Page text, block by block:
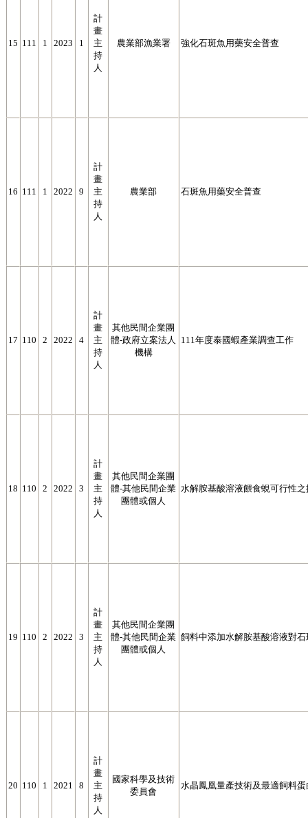
15 111 1 2023 1
計
畫
主
持
人
農業部漁業署 強化石斑魚用藥安全普查
16 111 1 2022 9
計
畫
主
持
人
農業部 石斑魚用藥安全普查
17 110 2 2022 4
計
畫
主
持
人
其他民間企業團
體-政府立案法人
機構
111年度泰國蝦產業調查工作
18 110 2 2022 3
計
畫
主
持
人
其他民間企業團
體-其他民間企業
團體或個人
水解胺基酸溶液餵食蜆可行性之
19 110 2 2022 3
計
畫
主
持
人
其他民間企業團
體-其他民間企業
團體或個人
飼料中添加水解胺基酸溶液對
20 110 1 2021 8
計
畫
主
持
人
國家科學及技術
委員會
水晶鳳凰量產技術及最適飼料